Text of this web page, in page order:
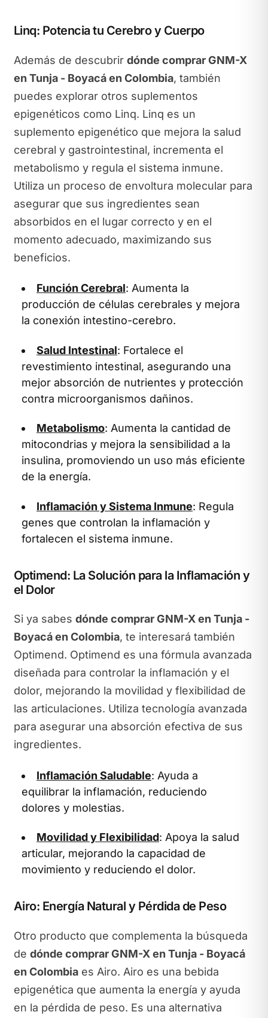
Linq: Potencia tu Cerebro y Cuerpo
Además de descubrir dónde comprar GNM-X
en Tunja - Boyacá en Colombia, también
puedes explorar otros suplementos
epigenéticos como Linq. Linq es un
suplemento epigenético que mejora la salud
cerebral y gastrointestinal, incrementa el
metabolismo y regula el sistema inmune.
Utiliza un proceso de envoltura molecular para
asegurar que sus ingredientes sean
absorbidos en el lugar correcto y en el
momento adecuado, maximizando sus
beneficios.
Función Cerebral: Aumenta la
producción de células cerebrales y mejora
la conexión intestino-cerebro.
Salud Intestinal: Fortalece el
revestimiento intestinal, asegurando una
mejor absorción de nutrientes y protección
contra microorganismos dañinos.
Metabolismo: Aumenta la cantidad de
mitocondrias y mejora la sensibilidad a la
insulina, promoviendo un uso más eficiente
de la energía.
Inflamación y Sistema Inmune: Regula
genes que controlan la inflamación y
fortalecen el sistema inmune.
Optimend: La Solución para la Inflamación y
el Dolor
Si ya sabes dónde comprar GNM-X en Tunja -
Boyacá en Colombia, te interesará también
Optimend. Optimend es una fórmula avanzada
diseñada para controlar la inflamación y el
dolor, mejorando la movilidad y flexibilidad de
las articulaciones. Utiliza tecnología avanzada
para asegurar una absorción efectiva de sus
ingredientes.
Inflamación Saludable: Ayuda a
equilibrar la inflamación, reduciendo
dolores y molestias.
Movilidad y Flexibilidad: Apoya la salud
articular, mejorando la capacidad de
movimiento y reduciendo el dolor.
Airo: Energía Natural y Pérdida de Peso
Otro producto que complementa la búsqueda
de dónde comprar GNM-X en Tunja - Boyacá
en Colombiaes Airo. Airo es una bebida
epigenética que aumenta la energía y ayuda
en la pérdida de peso. Es una alternativa